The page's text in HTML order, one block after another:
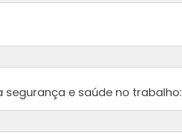
e saúde no trabalho: